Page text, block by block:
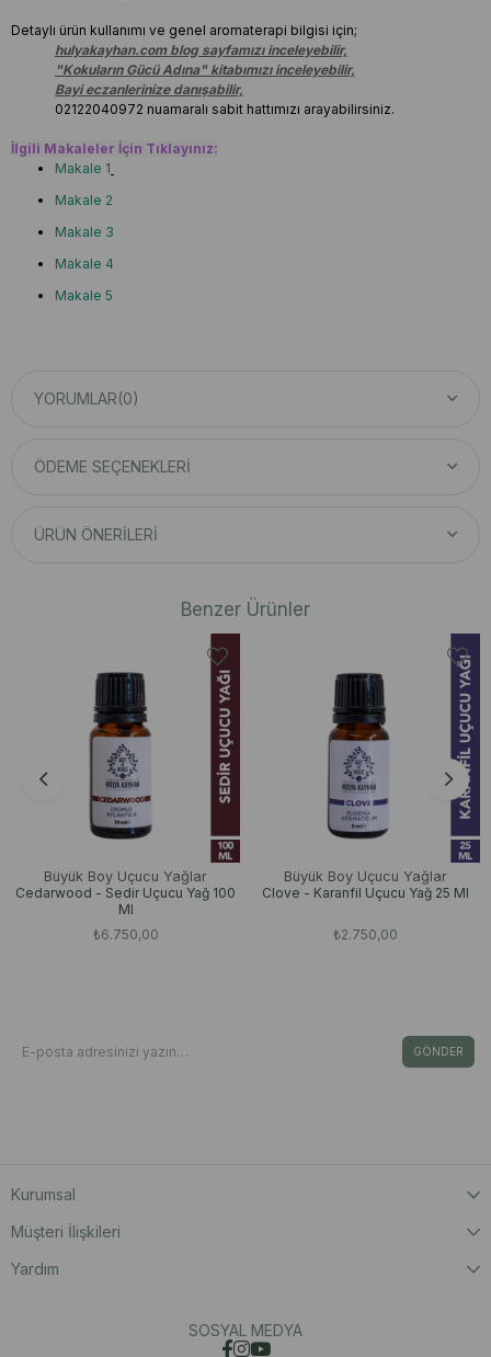
Detaylı ürün kullanımı ve genel aromaterapi bilgisi için;
hulyakayhan.com blog sayfamızı inceleyebilir,
"Kokuların Gücü Adına" kitabımızı inceleyebilir,
Bayi eczanlerinize danışabilir,
02122040972 nuamaralı sabit hattımızı arayabilirsiniz.
İlgili Makaleler İçin Tıklayınız:
Makale 1
Makale 2
Makale 3
Makale 4
Makale 5
YORUMLAR(0)
ÖDEME SEÇENEKLERI
ÜRÜN ÖNERILERI
Benzer Ürünler
Büyük Boy Uçucu Yağlar
Cedarwood - Sedir Uçucu Yağ 100
Ml
₺6.750,00
Büyük Boy Uçucu Yağlar
Clove - Karanfil Uçucu Yağ 25 Ml
₺2.750,00
GÖNDER
Kurumsal
Müşteri İlişkileri
Yardım
SOSYAL MEDYA